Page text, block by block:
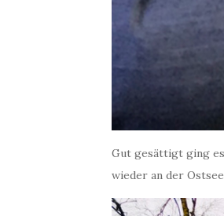
Gut gesättigt ging
wieder an der